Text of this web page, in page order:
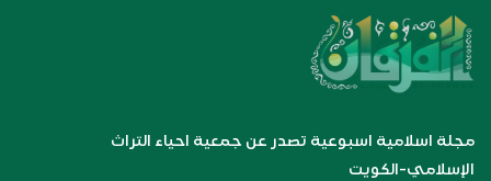
مجلة اسلامية اسبوعية تصدر عن جمعية احياء التراث
الإسلامي-الكويت